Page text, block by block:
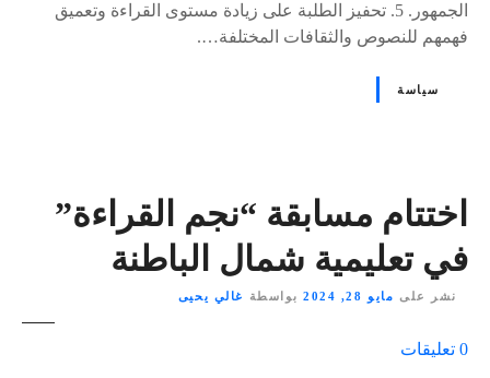
الجمهور. 5. تحفيز الطلبة على زيادة مستوى القراءة وتعميق
فهمهم للنصوص والثقافات المختلفة….
سياسة
اختتام مسابقة “نجم القراءة”
في تعليمية شمال الباطنة
نشر على مايو 28, 2024 بواسطة غالي يحيى
0 تعليقات